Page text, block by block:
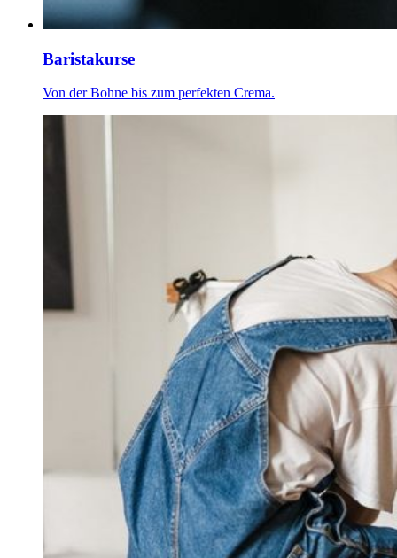
Baristakurse
Von der Bohne bis zum perfekten Crema.